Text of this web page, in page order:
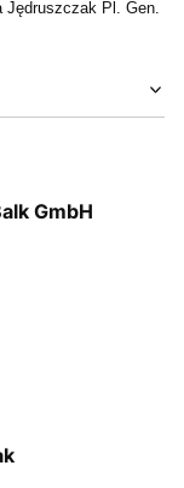
Jędruszczak Pl. Gen.
GmbH